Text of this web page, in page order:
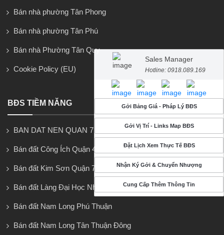
Sales Manager
Hotline: 0918.089.169
Gởi Bảng Giá - Pháp Lý BĐS
Gởi Vị Trí - Links Map BĐS
Đặt Lịch Xem Thực Tế BĐS
Nhận Ký Gởi & Chuyển Nhượng
Cung Cấp Thêm Thông Tin
Bán nhà phường Tân Phong
Bán nhà phường Tân Phú
Bán nhà Phường Tân Quy
Cookie Policy (EU)
BĐS TIỀM NĂNG
BAN DAT NEN QUAN 7
Bán đất Công Ích Quận 4
Bán đất Kim Sơn Quận 7
Bán đất Làng Đại Học Nhà Bè
Bán đất Nam Long Phú Thuận
Bán đất Nam Long Tân Thuận Đông